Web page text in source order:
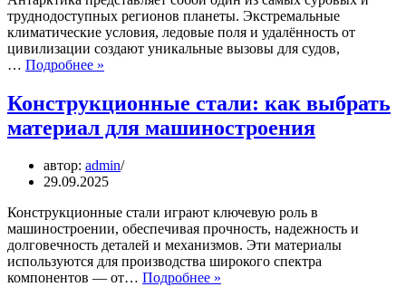
труднодоступных регионов планеты. Экстремальные
климатические условия, ледовые поля и удалённость от
цивилизации создают уникальные вызовы для судов,
… Подробнее »
судам
для
в
антарктических
Конструкционные стали: как выбрать
материал для машиностроения
автор: admin
29.09.2025
Конструкционные стали играют ключевую роль в
машиностроении, обеспечивая прочность, надежность и
долговечность деталей и механизмов. Эти материалы
используются для производства широкого спектра
компонентов — от… Подробнее »